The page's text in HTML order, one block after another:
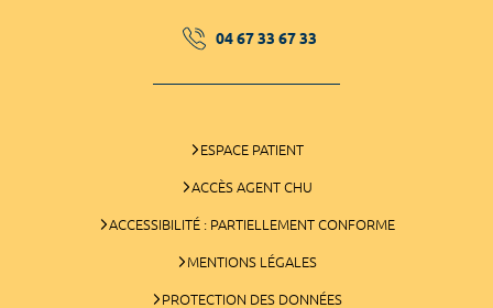
04 67 33 67 33
ESPACE PATIENT
ACCÈS AGENT CHU
ACCESSIBILITÉ : PARTIELLEMENT CONFORME
MENTIONS LÉGALES
PROTECTION DES DONNÉES